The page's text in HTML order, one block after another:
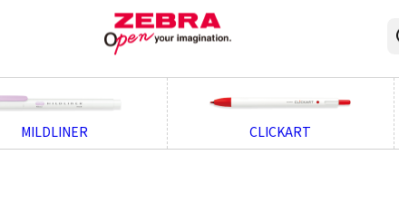
MILDLINER CLICKART